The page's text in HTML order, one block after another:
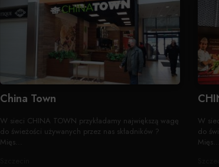
China Town
W sieci CHINA TOWN przykładamy największą wagę
do świeżości używanych przez nas składników ?
Mięs...
W
do
Mięs...